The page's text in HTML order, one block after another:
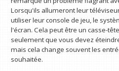
Lorsqu'ils allumeront leur
utiliser leur console de jeu, le
l'écran. Cela peut être un casse-
seulement que vous devez
mais cela change souvent les
souhaitée.